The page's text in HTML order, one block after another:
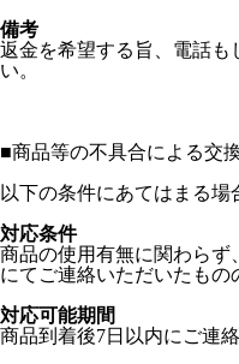
備考
返金を希望する旨、電話も
い。
■商品等の不具合による交
以下の条件にあてはまる場
対応条件
商品の使用有無に関わら
にてご連絡いただいたもの
対応可能期間
商品到着後7日以内にご連